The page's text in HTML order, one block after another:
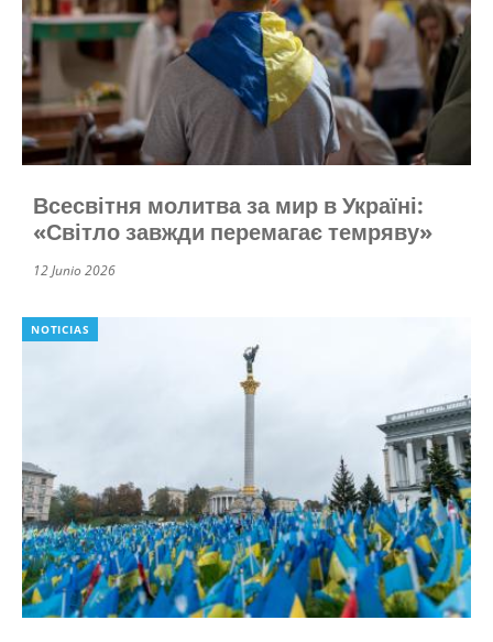
Всесвітня молитва за мир в Україні:
«Світло завжди перемагає темряву»
12 Junio 2026
NOTICIAS